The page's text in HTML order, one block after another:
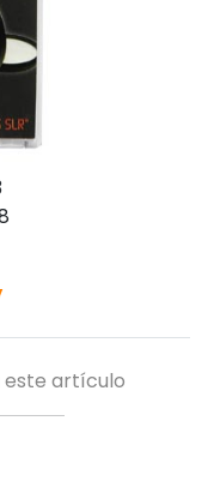
artículo